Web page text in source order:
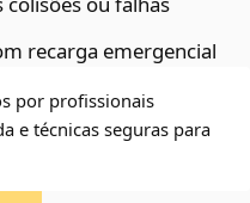
recarga emergencial
por profissionais
e técnicas seguras para